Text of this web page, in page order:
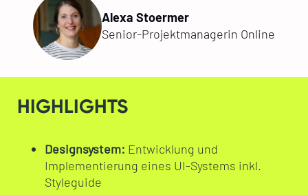
Alexa Stoermer
Senior-Projektmanagerin Online
HIGHLIGHTS
Designsystem: Entwicklung und
Implementierung eines UI-Systems inkl.
Styleguide